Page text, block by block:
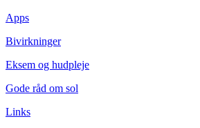
Apps
Bivirkninger
Eksem og hudpleje
Gode råd om sol
Links